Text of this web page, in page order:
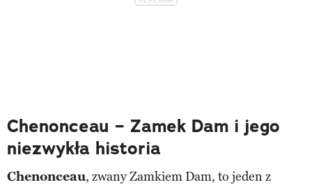
Chenonceau – Zamek Dam i jego
niezwykła historia
Chenonceau, zwany Zamkiem Dam, to jeden z